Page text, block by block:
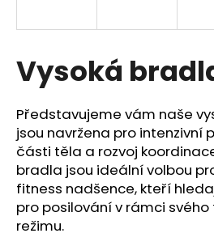
Vysoká
Představujeme vám naše
jsou navržena pro intenzivní
části těla a rozvoj
bradla jsou ideální volbou
fitness nadšence, kteří
pro posilování v rámci
režimu.
í
t
?
HLEDAT